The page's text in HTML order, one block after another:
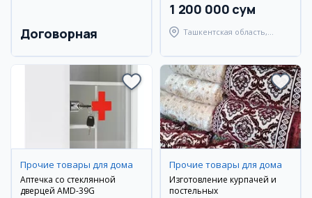
Договорная
1 200 000 сум
Ташкентская область,
Прочие товары для дома
Аптечка со стеклянной
дверцей AMD-39G
Прочие товары для дома
Изготовление курпачей и
постельных